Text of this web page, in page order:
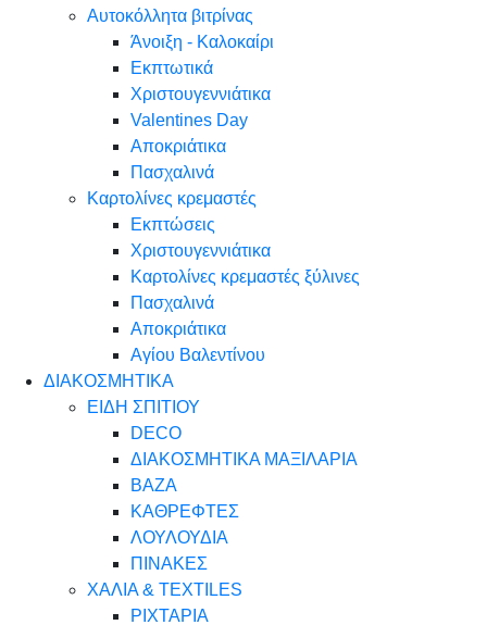
Αυτοκόλλητα βιτρίνας
Άνοιξη - Καλοκαίρι
Εκπτωτικά
Χριστουγεννιάτικα
Valentines Day
Αποκριάτικα
Πασχαλινά
Καρτολίνες κρεμαστές
Εκπτώσεις
Χριστουγεννιάτικα
Καρτολίνες κρεμαστές ξύλινες
Πασχαλινά
Αποκριάτικα
Αγίου Βαλεντίνου
ΔΙΑΚΟΣΜΗΤΙΚΑ
ΕΙΔΗ ΣΠΙΤΙΟΥ
DECO
ΔΙΑΚΟΣΜΗΤΙΚΑ ΜΑΞΙΛΑΡΙΑ
ΒΑΖΑ
ΚΑΘΡΕΦΤΕΣ
ΛΟΥΛΟΥΔΙΑ
ΠΙΝΑΚΕΣ
ΧΑΛΙΑ & TEXTILES
ΡΙΧΤΑΡΙΑ